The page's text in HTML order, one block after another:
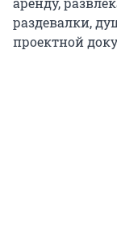
раздевалки,
проектной